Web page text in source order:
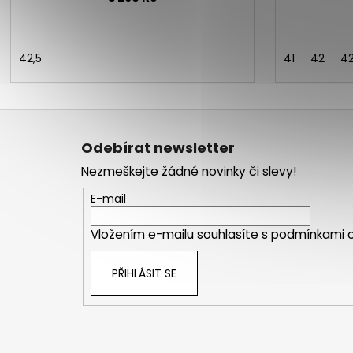
42,5 41 42
Z
Odebírat newsletter
Nezmeškejte žádné novinky či slevy!
E-mail
Vložením e-mailu souhlasíte s podmínkami
PŘIHLÁSIT SE